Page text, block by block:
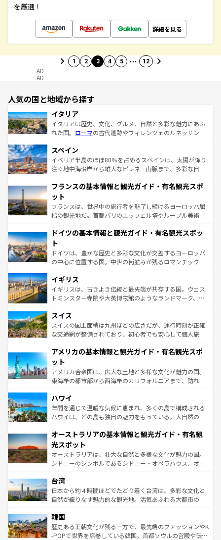
を厳選！
詳細を見る
1 2 3 4 5 … 12
AD
AD
人気の国と地域から探す
イタリア
イタリアは歴史、文化、グルメ、自然と多彩な魅力にあふ
れた国。 ローマの古代遺跡やフィレンツェのルネッサンス
ろん、トスカーナの美しい田園風景やアマルフィ海岸の絶
景など、自然景観も見逃せない。観光の合間には、本場の
ピザやパスタなど、絶品のイタリア料理を堪能することも
ませてくれるイタリアで、忘れられない旅をしてみよう！
なお、新着のイタリア情報は
しい。
スペイン
イベリア半島のほぼ80％を占めるスペインは、太陽が降り
注ぐ地中海沿岸から雄大なピレネー山脈まで、多彩な自然
文化が根付くこの国では、情熱的なフラメンコ、熱気あふ
れる闘牛、そして美味しいタパスが生活の一部となってい
る。首都マドリードの洗練された雰囲気や、バルセロナの
アートに溢れた街角から、地方では古代ローマ遺跡や中世
せる。地方によって風土や気候が異なるスペインはその個
ンテンツ一覧 を参照してほしい。
フランスの基本情報と観光ガイド・有名観光スポ
ット
フランスは、世界中の旅行者を魅了し続けるヨーロッパ屈
指の観光地だ。首都パリのエッフェル塔やルーブル美術館
で、幅広い魅力が詰まっている。華麗な宮殿、歴史的な大
聖堂、美しいビーチ、そして豊かな自然が、訪れる者を心
から魅了する。また、フランスは美食の国としても知ら
れ、フランス料理はユネスコ無形文化遺産にも登録されて
香り高いラベンダー畑など、多彩な楽しみ方が可能だ。さ
らに、パリ以外の地域にも魅力が溢れており、どの街角に
も豊かな歴史と文化が息づいている。パリ以外の個性あふ
を参照してほしい。
ドイツの基本情報と観光ガイド・有名観光スポッ
ト
ドイツは、豊かな歴史と多彩な文化が交差するヨーロッパ
の中心に位置する国。中世の街並みが残るロマンチック街
顔を持つこの国は、どこを歩いても飽きることがない。ベ
ルリンの文化的活気、バイエルン州のアルプスの絶景、そ
してライン川沿いのワイン畑といった風景は必見。ビール
は、お酒好きな人にはぜひ体験してほしい。 なお、新着の
ドイツ情報はコンテンツ一覧を参照してほしい。
イギリス
イギリスは、古きよき伝統と最先端が共存する国。ウェス
トミンスター寺院や大英博物館のようなランドマーク、歴
リアごとに異なる魅力がある。また、優雅なアフタヌーン
ティー、ビール好きにはたまらない英国パブ、サッカー観
戦など、本場だからこそできる体験も豊富。イギリスを旅
ンツ一覧を参照してほしい。
スイス
スイスの国土面積は九州ほどの広さだが、運行時刻が正確
な交通網が整備されており、初心者でも安心して個人旅行
の建物がそのまま残る町や、スイスならではのユニークな
博物館もあり、アルプス観光だけでなく町歩きも満喫する
ことができる。国民の所得が高いため物価も高いが、旅行
者向けの交通パス提供のサービスもあり、うまく活用すれ
着のスイス情報は
アメリカの基本情報と観光ガイド・有名観光スポ
ット
アメリカ合衆国は、広大な土地と多様な文化が魅力の国。
東海岸の都市部から西海岸のカリフォルニアまで、訪れる
のような巨大都市は、観光、ショッピング、エンターテイ
ンメントが詰まった刺激的なスポットだ。一方、アメリカ
西部には大自然が広がり、グランドキャニオンやイエロー
部のニューオーリンズでは、音楽と美食が融合した独特の
文化が魅力。旅行者はアメリカの各地域で異なる魅力を楽
しみながら、その多様性と豊かな歴史を感じることができ
るだろう。車でのロードトリップや列車の旅も、アメリカ
情報は
ハワイ
年間を通じて温暖な気候に恵まれ、多くの島で構成される
ハワイは、どの島も独自の魅力をもっている。大自然の神
ワイ島は見逃せない。また、定番の観光地といえばオアフ
島だが、静かな自然を求めるならマウイ島やカウアイ島が
おすすめ。エメラルドグリーンに輝く海をはじめ、豊かな
文化や歴史が息づいている。「アロハスピリット」と呼ば
人々、おいしいローカルフードやハワイアンミュージッ
ク、伝統的なフラダンスなど、すべてがハワイの魅力を彩
っている。訪れるたびに新しい発見と感動が待っているハ
はコンテンツ一覧
オーストラリアの基本情報と観光ガイド・有名観
光スポット
オーストラリアは、壮大な自然と多様な文化が魅力の国。
シドニーのシンボルであるシドニー・オペラハウス、オー
リアリーフや大陸中央部にそびえるウルル（エアーズロッ
ク）、タスマニアの美しい原生林やケアンズの熱帯雨林な
ど、見どころがたくさん。また、カフェやワイン、オージ
いる。アクティビティも充実しており、サーフィンやダイ
ビング、ハイキングなど、アウトドア好きにはたまらな
い。オーストラリアの多彩な魅力を存分に味わいつくそ
台湾
日本から約４時間ほどでたどり着く台湾は、多彩な文化と
自然が織りなす魅力的な観光地。活気あふれる大都市の台
ン）、静ひつな山岳地帯である台湾東部など、都市の喧騒
と山間の静けさが共存しており、訪れる人に新しい発見と
驚きをもたらしてくれる。また、奥深い台湾の食文化も魅
韓国
歴史ある王朝文化が残る一方で、最先端のファッションやK
-POPで世界を席巻している韓国。首都ソウルの宮殿や伝統